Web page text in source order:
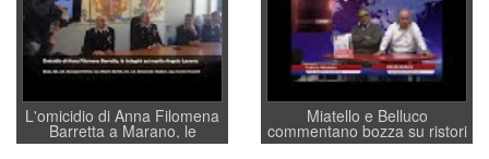
L'omicidio di Anna Filomena
Barretta a Marano, le
indagini dei carabinieri di
Miatello e Belluco
commentano bozza su ristori
BPVi e Veneto Banca